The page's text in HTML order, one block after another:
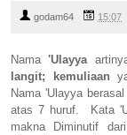
godam64 15:07
Nama'Ulayya
langit; kemuliaan
Nama 'Ulayya
atas 7 huruf. Kata
makna Diminutif